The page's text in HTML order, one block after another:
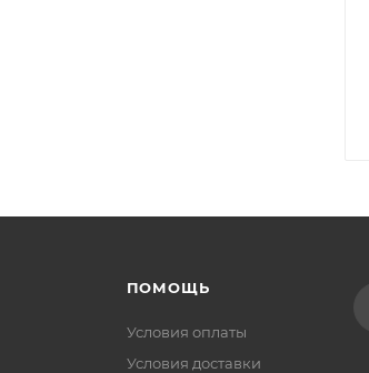
ПОМОЩЬ
Условия оплаты
Условия доставки